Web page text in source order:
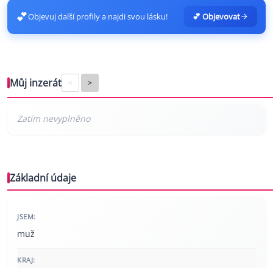
💕Objevuj další profily a najdi svou lásku! 💕 Objevovat
Můj inzerát < >
Základní údaje
JSEM:
muž
KRAJ: